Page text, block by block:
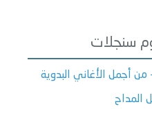
سنجلات
- من أجمل الأغاني البدوية
المداح